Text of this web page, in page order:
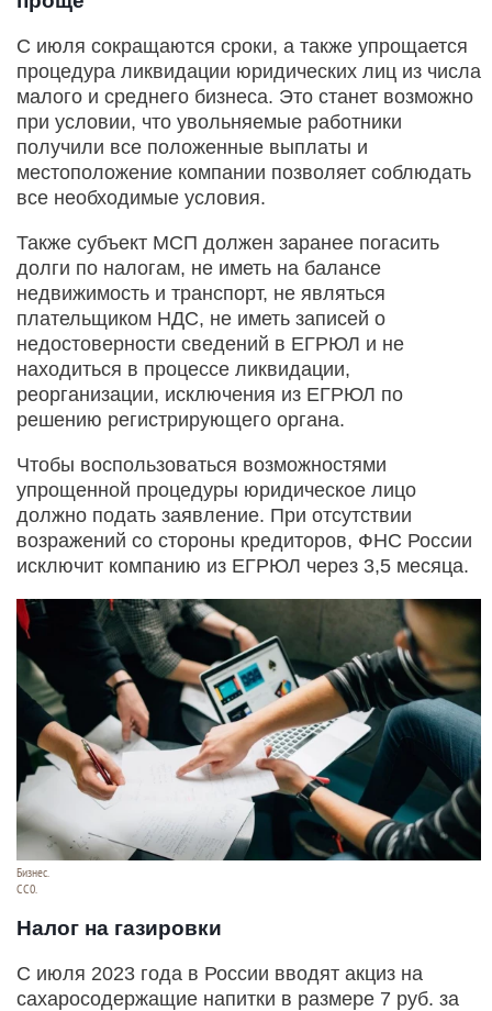
С июля сокращаются сроки, а также упрощается
процедура ликвидации юридических лиц из числа
малого и среднего бизнеса. Это станет возможно
при условии, что увольняемые работники
получили все положенные выплаты и
местоположение компании позволяет соблюдать
все необходимые условия.
Также субъект МСП должен заранее погасить
долги по налогам, не иметь на балансе
недвижимость и транспорт, не являться
плательщиком НДС, не иметь записей о
недостоверности сведений в ЕГРЮЛ и не
находиться в процессе ликвидации,
реорганизации, исключения из ЕГРЮЛ по
решению регистрирующего органа.
Чтобы воспользоваться возможностями
упрощенной процедуры юридическое лицо
должно подать заявление. При отсутствии
возражений со стороны кредиторов, ФНС России
исключит компанию из ЕГРЮЛ через 3,5 месяца.
Бизнес.
СС0.
Налог на газировки
С июля 2023 года в России вводят акциз на
сахаросодержащие напитки в размере 7 руб. за